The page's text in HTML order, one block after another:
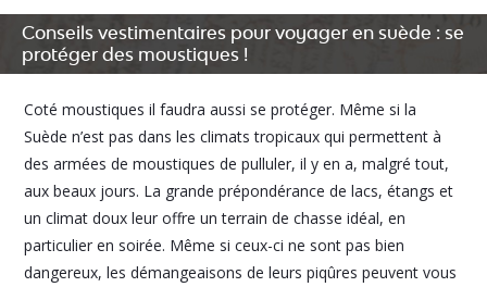
Conseils vestimentaires pour voyager en suède : se
protéger des moustiques !
Coté moustiques il faudra aussi se protéger. Même si la
Suède n’est pas dans les climats tropicaux qui permettent à
des armées de moustiques de pulluler, il y en a, malgré tout,
aux beaux jours. La grande prépondérance de lacs, étangs et
un climat doux leur offre un terrain de chasse idéal, en
particulier en soirée. Même si ceux-ci ne sont pas bien
dangereux, les démangeaisons de leurs piqûres peuvent vous